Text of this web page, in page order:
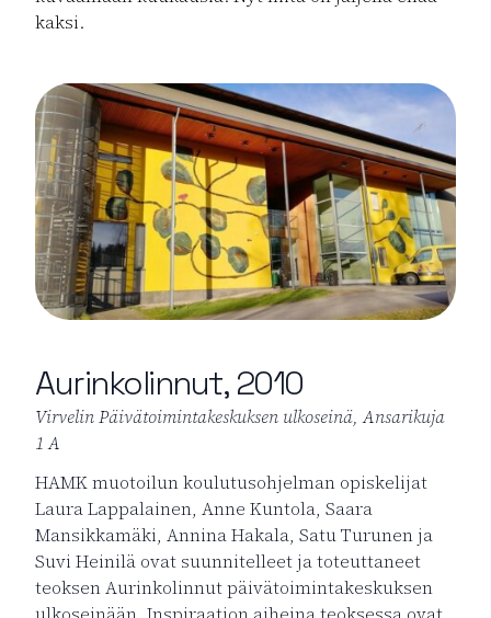
kaksi.
Aurinkolinnut, 2010
Virvelin Päivätoimintakeskuksen ulkoseinä, Ansarikuja
1 A
HAMK muotoilun koulutusohjelman opiskelijat
Laura Lappalainen, Anne Kuntola, Saara
Mansikkamäki, Annina Hakala, Satu Turunen ja
Suvi Heinilä ovat suunnitelleet ja toteuttaneet
teoksen Aurinkolinnut päivätoimintakeskuksen